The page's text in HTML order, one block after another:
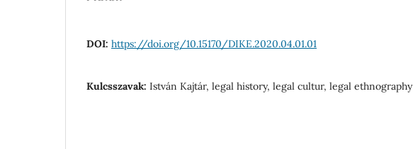
DOI: https://doi.org/10.15170/DIKE.2020.04.01.01
Kulcsszavak: István Kajtár, legal history, legal cultur, legal ethnography